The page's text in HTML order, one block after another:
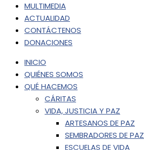
MULTIMEDIA
ACTUALIDAD
CONTÁCTENOS
DONACIONES
INICIO
QUIÉNES SOMOS
QUÉ HACEMOS
CÁRITAS
VIDA, JUSTICIA Y PAZ
ARTESANOS DE PAZ
SEMBRADORES DE PAZ
ESCUELAS DE VIDA